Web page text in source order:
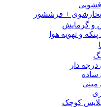
+ فرششور
و گرمایش
و تهویه هوا
دار
ساده
مینی